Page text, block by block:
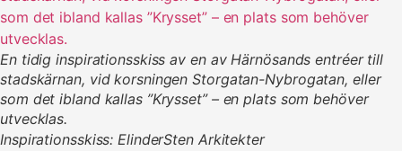
En tidig inspirationsskiss av en av Härnösands entréer till
stadskärnan, vid korsningen Storgatan-Nybrogatan, eller
som det ibland kallas ”Krysset” – en plats som behöver
utvecklas.
Inspirationsskiss: ElinderSten Arkitekter